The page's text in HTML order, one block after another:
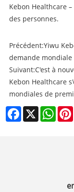
Kebon Healthcare
des personnes.
Précédent:Yiwu
demande mondiale
Suivant:C'est à
Kebon Healthcare
mondiales de
Facebook
X